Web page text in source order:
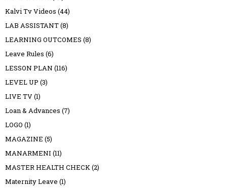
Kalvi Tv Videos (44)
LAB ASSISTANT(8)
LEARNING OUTCOMES (8)
Leave Rules (6)
LESSON PLAN (116)
LEVEL UP (3)
LIVE TV(1)
Loan & Advances (7)
LOGO (1)
MAGAZINE (5)
MANARMENI (11)
MASTER HEALTH CHECK(2)
Maternity Leave (1)